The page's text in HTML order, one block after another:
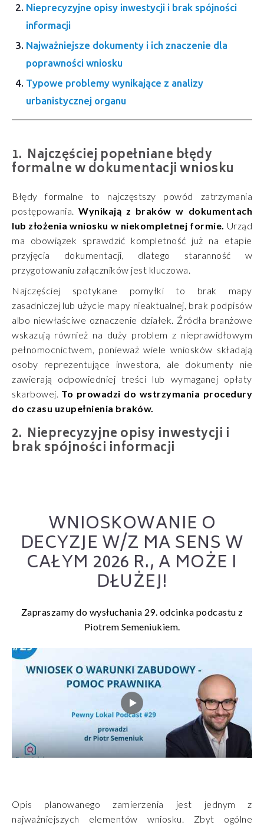
Nieprecyzyjne opisy inwestycji i brak spójności
informacji
Najważniejsze dokumenty i ich znaczenie dla
poprawności wniosku
Typowe problemy wynikające z analizy
urbanistycznej organu
Najczęściej popełniane błędy
formalne w dokumentacji wniosku
Błędy formalne to najczęstszy powód zatrzymania
postępowania.Wynikają z braków w dokumentach
lub złożenia wniosku w niekompletnej formie. Urząd
ma obowiązek sprawdzić kompletność już na etapie
przyjęcia dokumentacji, dlatego staranność w
przygotowaniu załączników jest kluczowa.
Najczęściej spotykane pomyłki to brak mapy
zasadniczej lub użycie mapy nieaktualnej, brak podpisów
albo niewłaściwe oznaczenie działek. Źródła branżowe
wskazują również na duży problem z nieprawidłowym
pełnomocnictwem, ponieważ wiele wniosków składają
osoby reprezentujące inwestora, ale dokumenty nie
zawierają odpowiedniej treści lub wymaganej opłaty
skarbowej. To prowadzi do wstrzymania procedury
do czasu uzupełnienia braków.
Nieprecyzyjne opisy inwestycji i
brak spójności informacji
WNIOSKOWANIE O
DECYZJE W/Z MA SENS W
CAŁYM 2026 R., A MOŻE I
DŁUŻEJ!
Zapraszamy do wysłuchania 29. odcinka podcastu z
Piotrem Semeniukiem.
Opis planowanego zamierzenia jest jednym z
najważniejszych elementów wniosku. Zbyt ogólne